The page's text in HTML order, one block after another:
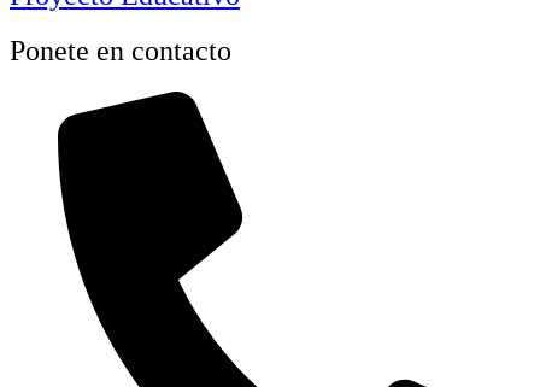
Ponete en contacto